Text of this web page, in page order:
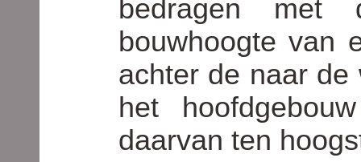
bedragen met
bouwhoogte van
achter de naar de
het
daarvan ten